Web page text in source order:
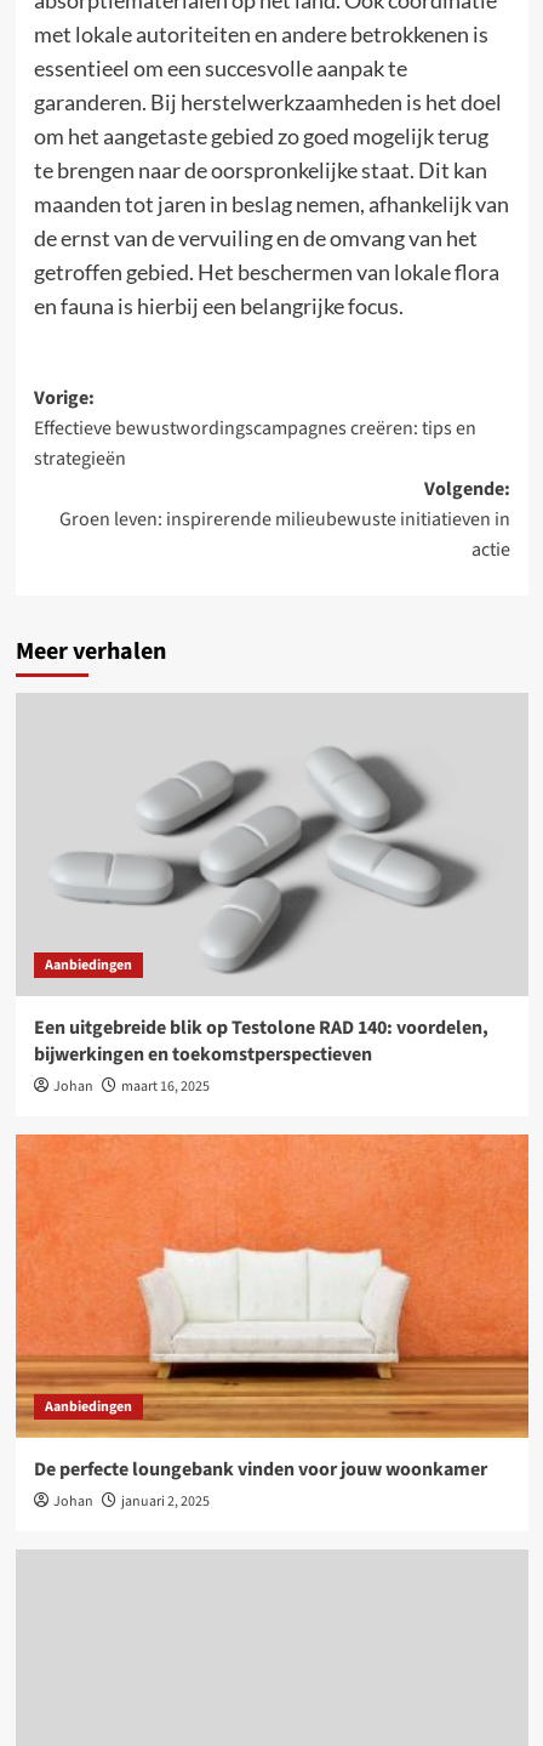
met lokale autoriteiten en andere betrokkenen is
essentieel om een succesvolle aanpak te
garanderen. Bij herstelwerkzaamheden is het doel
om het aangetaste gebied zo goed mogelijk terug
te brengen naar de oorspronkelijke staat. Dit kan
maanden tot jaren in beslag nemen, afhankelijk van
de ernst van de vervuiling en de omvang van het
getroffen gebied. Het beschermen van lokale flora
en fauna is hierbij een belangrijke focus.
Bericht
navigatie
Vorige:
Effectieve bewustwordingscampagnes creëren: tips en
strategieën
Volgende:
Groen leven: inspirerende milieubewuste initiatieven in
actie
Meer verhalen
Aanbiedingen
Een uitgebreide blik op Testolone RAD 140: voordelen,
bijwerkingen en toekomstperspectieven
Johan maart 16, 2025
Aanbiedingen
De perfecte loungebank vinden voor jouw woonkamer
Johan januari 2, 2025